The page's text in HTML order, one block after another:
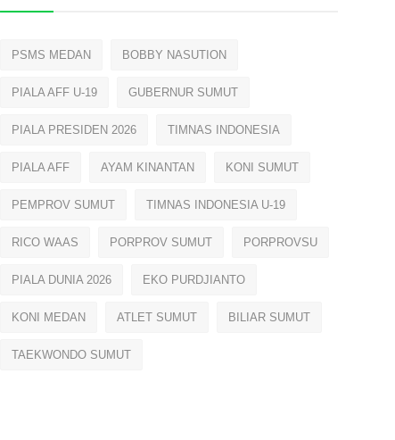
PSMS MEDAN BOBBY NASUTION
PIALA AFF U-19 GUBERNUR SUMUT
PIALA PRESIDEN 2026 TIMNAS INDONESIA
PIALA AFF AYAM KINANTAN KONI SUMUT
PEMPROV SUMUT TIMNAS INDONESIA U-19
RICO WAAS PORPROV SUMUT PORPROVSU
PIALA DUNIA 2026 EKO PURDJIANTO
KONI MEDAN ATLET SUMUT BILIAR SUMUT
TAEKWONDO SUMUT